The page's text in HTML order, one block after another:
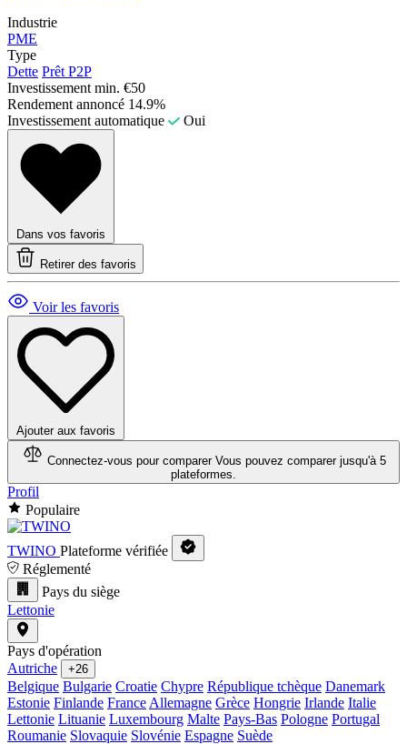
Industrie
PME
Type
Dette Prêt P2P
Investissement min. €50
Rendement annoncé 14.9%
Investissement automatique
Oui
Dans vos favoris
Retirer des favoris
Voir les favoris
Ajouter aux favoris
Connectez-vous pour comparer Vous pouvez comparer jusqu'à 5
plateformes.
Profil
Populaire
TWINO Plateforme vérifiée
Réglementé
Pays du siège
Lettonie
Pays d'opération
Autriche
+26
Belgique Bulgarie Croatie Chypre République tchèque Danemark
Estonie Finlande France Allemagne Grèce Hongrie Irlande Italie
Lettonie Lituanie Luxembourg Malte Pays-Bas Pologne Portugal
Roumanie Slovaquie Slovénie Espagne Suède